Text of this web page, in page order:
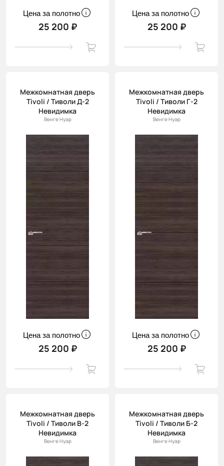
Цена за полотно
25 200 ₽
Цена за полотно
25 200 ₽
Межкомнатная дверь
Tivoli / Тиволи Д-2
Невидимка
Венге Нуар
Цена за полотно
25 200 ₽
Межкомнатная дверь
Tivoli / Тиволи Г-2
Невидимка
Венге Нуар
Цена за полотно
25 200 ₽
Межкомнатная дверь
Tivoli / Тиволи В-2
Невидимка
Венге Нуар
Межкомнатная дверь
Tivoli / Тиволи Б-2
Невидимка
Венге Нуар